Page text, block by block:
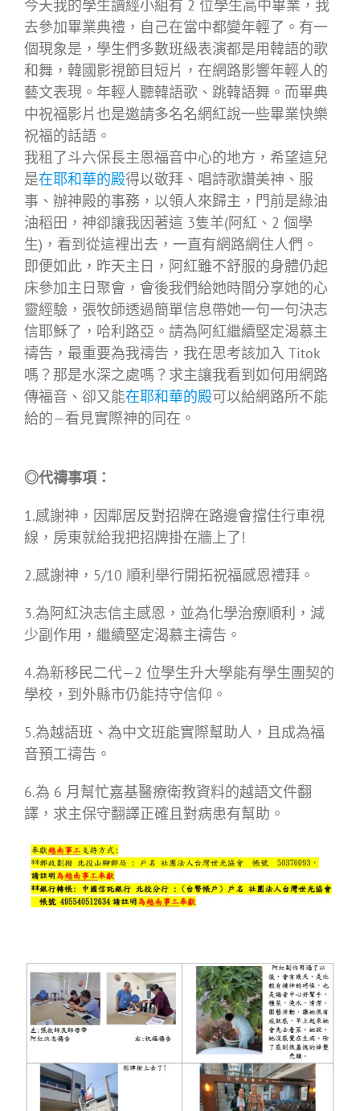
今天我的學生讀經小組有 2 位學生高中畢業，我
去參加畢業典禮，自己在當中都變年輕了。有一
個現象是，學生們多數班級表演都是用韓語的歌
和舞，韓國影視節目短片，在網路影響年輕人的
藝文表現。年輕人聽韓語歌、跳韓語舞。而畢典
中祝福影片也是邀請多名名網紅說一些畢業快樂
祝福的話語。
我租了斗六保長主恩福音中心的地方，希望這兒
是在耶和華的殿得以敬拜、唱詩歌讚美神、服
事、辦神殿的事務，以領人來歸主，門前是綠油
油稻田，神卻讓我因著這 3隻羊(阿紅、2 個學
生)，看到從這裡出去，一直有網路網住人們。
即便如此，昨天主日，阿紅雖不舒服的身體仍起
床參加主日聚會，會後我們給她時間分享她的心
靈經驗，張牧師透過簡單信息帶她一句一句決志
信耶穌了，哈利路亞。請為阿紅繼續堅定渴慕主
禱告，最重要為我禱告，我在思考該加入 Titok
嗎？那是水深之處嗎？求主讓我看到如何用網路
傳福音、卻又能在耶和華的殿可以給網路所不能
給的—看見實際神的同在。
◎代禱事項：
1.感謝神，因鄰居反對招牌在路邊會擋住行車視
線，房東就給我把招牌掛在牆上了!
2.感謝神，5/10 順利舉行開拓祝福感恩禮拜。
3.為阿紅決志信主感恩，並為化學治療順利，減
少副作用，繼續堅定渴慕主禱告。
4.為新移民二代—2 位學生升大學能有學生團契的
學校，到外縣市仍能持守信仰。
5.為越語班、為中文班能實際幫助人，且成為福
音預工禱告。
6.為 6 月幫忙嘉基醫療衛教資料的越語文件翻
譯，求主保守翻譯正確且對病患有幫助。